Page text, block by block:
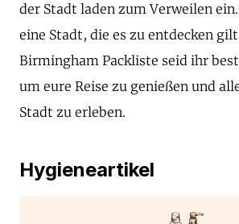
der Stadt laden zum Verweilen
eine Stadt, die es zu entdecken
Birmingham Packliste seid ihr
um eure Reise zu genießen und
Stadt zu erleben.
Hygieneartikel